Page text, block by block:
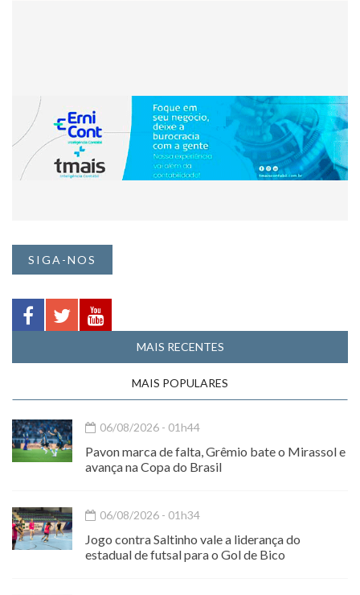
SIGA-NOS
MAIS RECENTES
MAIS POPULARES
06/08/2026 - 01h44
Pavon marca de falta, Grêmio bate o Mirassol e
avança na Copa do Brasil
06/08/2026 - 01h34
Jogo contra Saltinho vale a liderança do
estadual de futsal para o Gol de Bico